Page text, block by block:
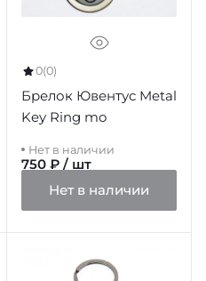
0(0)
Брелок Ювентус Metal
Key Ring mo
Нет в наличии
750 ₽ / шт
Нет в наличии